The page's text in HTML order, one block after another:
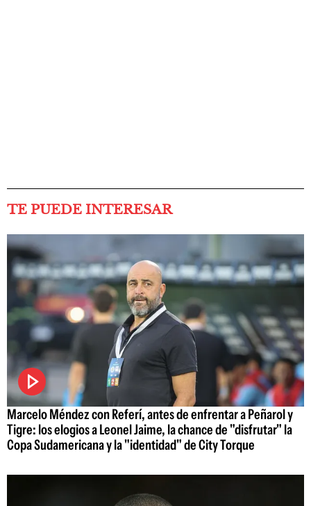
TE PUEDE INTERESAR
Marcelo Méndez con Referí, antes de enfrentar a Peñarol y
Tigre: los elogios a Leonel Jaime, la chance de "disfrutar" la
Copa Sudamericana y la "identidad" de City Torque